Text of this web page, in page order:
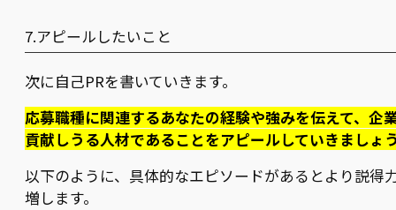
7.アピールしたいこと
次に自己PRを書いていきます。
応募職種に関連するあなたの経験や強みを伝えて、企
貢献しうる人材であることをアピールしていきましょ
以下のように、具体的なエピソードがあるとより説得
増します。